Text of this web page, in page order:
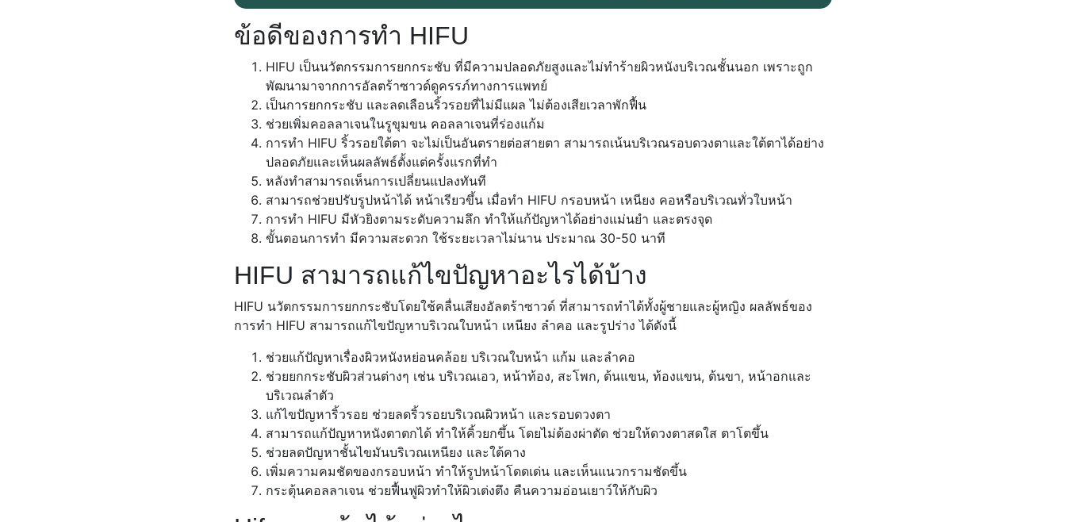
ข้อดีของการทำ HIFU
HIFU เป็นนวัตกรรมการยกกระชับ ที่มีความปลอดภัยสูงและไม่ทำร้ายผิวหนังบริเวณชั้นนอก เพราะถูก
พัฒนามาจากการอัลตร้าซาวด์ดูครรภ์ทางการแพทย์
เป็นการยกกระชับ และลดเลือนริ้วรอยที่ไม่มีแผล ไม่ต้องเสียเวลาพักฟื้น
ช่วยเพิ่มคอลลาเจนในรูขุมขน คอลลาเจนที่ร่องแก้ม
การทำ HIFU ริ้วรอยใต้ตา จะไม่เป็นอันตรายต่อสายตา สามารถเน้นบริเวณรอบดวงตาและใต้ตาได้อย่าง
ปลอดภัยและเห็นผลลัพธ์ตั้งแต่ครั้งแรกที่ทำ
หลังทำสามารถเห็นการเปลี่ยนแปลงทันที
สามารถช่วยปรับรูปหน้าได้ หน้าเรียวขึ้น เมื่อทำ HIFU กรอบหน้า เหนียง คอหรือบริเวณทั่วใบหน้า
การทำ HIFU มีหัวยิงตามระดับความลึก ทำให้แก้ปัญหาได้อย่างแม่นยำ และตรงจุด
ขั้นตอนการทำ มีความสะดวก ใช้ระยะเวลาไม่นาน ประมาณ 30-50 นาที
HIFU สามารถแก้ไขปัญหาอะไรได้บ้าง
HIFU นวัตกรรมการยกกระชับโดยใช้คลื่นเสียงอัลตร้าซาวด์ ที่สามารถทำได้ทั้งผู้ชายและผู้หญิง ผลลัพธ์ของ
การทำ HIFU สามารถแก้ไขปัญหาบริเวณใบหน้า เหนียง ลำคอ และรูปร่าง ได้ดังนี้
ช่วยแก้ปัญหาเรื่องผิวหนังหย่อนคล้อย บริเวณใบหน้า แก้ม และลำคอ
ช่วยยกกระชับผิวส่วนต่างๆ เช่น บริเวณเอว, หน้าท้อง, สะโพก, ต้นแขน, ท้องแขน, ต้นขา, หน้าอกและ
บริเวณลำตัว
แก้ไขปัญหาริ้วรอย ช่วยลดริ้วรอยบริเวณผิวหน้า และรอบดวงตา
สามารถแก้ปัญหาหนังตาตกได้ ทำให้คิ้วยกขึ้น โดยไม่ต้องผ่าตัด ช่วยให้ดวงตาสดใส ตาโตขึ้น
ช่วยลดปัญหาชั้นไขมันบริเวณเหนียง และใต้คาง
เพิ่มความคมชัดของกรอบหน้า ทำให้รูปหน้าโดดเด่น และเห็นแนวกรามชัดขึ้น
กระตุ้นคอลลาเจน ช่วยฟื้นฟูผิวทำให้ผิวเต่งตึง คืนความอ่อนเยาว์ให้กับผิว